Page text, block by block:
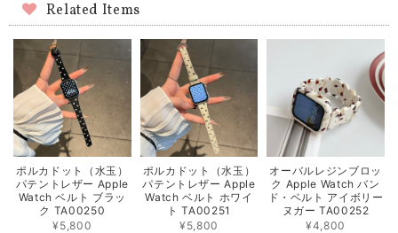
Related Items
ポルカドット（水玉）
パテントレザー Apple
Watch ベルト ブラッ
ク TA00250
¥5,800
ポルカドット（水玉）
パテントレザー Apple
Watch ベルト ホワイ
ト TA00251
¥5,800
オーバルレジンブロッ
ク Apple Watch バン
ド・ベルト アイボリー
ヌガー TA00252
¥4,800